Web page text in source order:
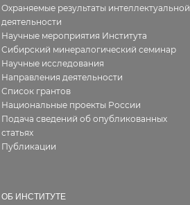
Охраняемые результаты интеллектуальной
деятельности
Научные мероприятия Института
Сибирский минералогический семинар
Научные исследования
Направления деятельности
Список грантов
Национальные проекты России
Подача сведений об опубликованных
статьях
Публикации
ОБ ИНСТИТУТЕ